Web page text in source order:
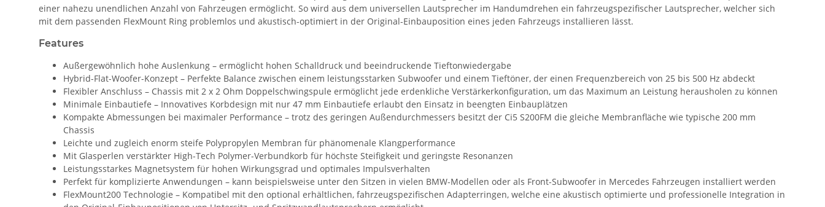
einer nahezu unendlichen Anzahl von Fahrzeugen ermöglicht. So wird aus dem universellen Lautsprecher im Handumdrehen ein fahrzeugspezifischer Lautsprecher, welcher sich
mit dem passenden FlexMount Ring problemlos und akustisch-optimiert in der Original-Einbauposition eines jeden Fahrzeugs installieren lässt.
Features
Außergewöhnlich hohe Auslenkung – ermöglicht hohen Schalldruck und beeindruckende Tieftonwiedergabe
Hybrid-Flat-Woofer-Konzept – Perfekte Balance zwischen einem leistungsstarken Subwoofer und einem Tieftöner, der einen Frequenzbereich von 25 bis 500 Hz abdeckt
Flexibler Anschluss – Chassis mit 2 x 2 Ohm Doppelschwingspule ermöglicht jede erdenkliche Verstärkerkonfiguration, um das Maximum an Leistung herausholen zu können
Minimale Einbautiefe – Innovatives Korbdesign mit nur 47 mm Einbautiefe erlaubt den Einsatz in beengten Einbauplätzen
Kompakte Abmessungen bei maximaler Performance – trotz des geringen Außendurchmessers besitzt der Ci5 S200FM die gleiche Membranfläche wie typische 200 mm
Chassis
Leichte und zugleich enorm steife Polypropylen Membran für phänomenale Klangperformance
Mit Glasperlen verstärkter High-Tech Polymer-Verbundkorb für höchste Steifigkeit und geringste Resonanzen
Leistungsstarkes Magnetsystem für hohen Wirkungsgrad und optimales Impulsverhalten
Perfekt für komplizierte Anwendungen – kann beispielsweise unter den Sitzen in vielen BMW-Modellen oder als Front-Subwoofer in Mercedes Fahrzeugen installiert werden
FlexMount200 Technologie – Kompatibel mit den optional erhältlichen, fahrzeugspezifischen Adapterringen, welche eine akustisch optimierte und professionelle Integration in